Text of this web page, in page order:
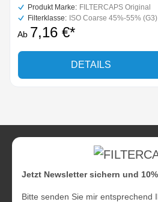
Produkt Marke: FILTERCAPS Original
Filterklasse: ISO Coarse 45%-55% (G3)
Ab 7,16 €*
DETAILS
Jetzt Newsletter sichern und
Bitte senden Sie mir entsprechend